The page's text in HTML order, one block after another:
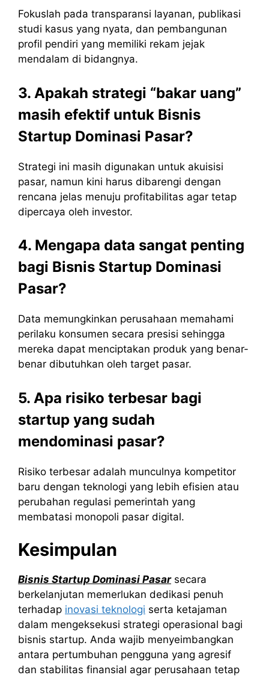
Fokuslah pada transparansi layanan, publikasi
studi kasus yang nyata, dan pembangunan
profil pendiri yang memiliki rekam jejak
mendalam di bidangnya.
3. Apakah strategi “bakar uang”
masih efektif untuk Bisnis
Startup Dominasi Pasar?
Strategi ini masih digunakan untuk akuisisi
pasar, namun kini harus dibarengi dengan
rencana jelas menuju profitabilitas agar tetap
dipercaya oleh investor.
4. Mengapa data sangat penting
bagi Bisnis Startup Dominasi
Pasar?
Data memungkinkan perusahaan memahami
perilaku konsumen secara presisi sehingga
mereka dapat menciptakan produk yang benar-
benar dibutuhkan oleh target pasar.
5. Apa risiko terbesar bagi
startup yang sudah
mendominasi pasar?
Risiko terbesar adalah munculnya kompetitor
baru dengan teknologi yang lebih efisien atau
perubahan regulasi pemerintah yang
membatasi monopoli pasar digital.
Kesimpulan
Bisnis Startup Dominasi Pasarsecara
berkelanjutan memerlukan dedikasi penuh
terhadap inovasi teknologi serta ketajaman
dalam mengeksekusi strategi operasional bagi
bisnis startup. Anda wajib menyeimbangkan
antara pertumbuhan pengguna yang agresif
dan stabilitas finansial agar perusahaan tetap